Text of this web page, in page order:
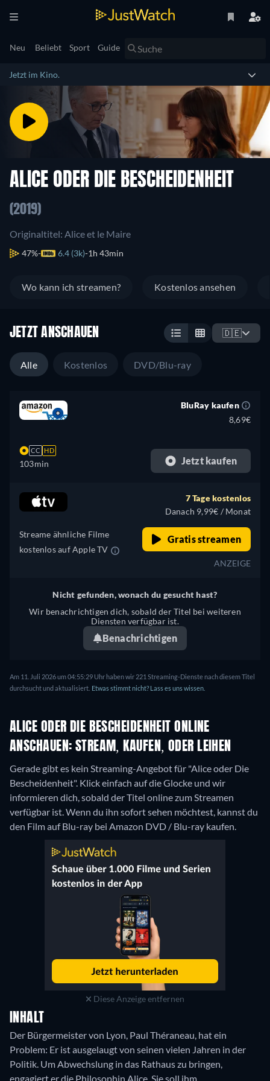
Neu Beliebt Sport Guide
Jetzt im Kino.
ALICE ODER DIE BESCHEIDENHEIT
(2019)
Originaltitel: Alice et le Maire
47% 6.4 (3k) 1h 43min
Wo kann ich streamen? Kostenlos ansehen
JETZT ANSCHAUEN 🇩🇪
Alle Kostenlos DVD/Blu-ray
CC HD
103min
BluRay kaufen
8,69€
Jetzt kaufen
Streame ähnliche Filme
kostenlos auf Apple TV
7 Tage kostenlos
Danach 9,99€ / Monat
Gratis streamen
ANZEIGE
Nicht gefunden, wonach du gesucht hast?
Wir benachrichtigen dich, sobald der Titel bei weiteren
Diensten verfügbar ist.
Benachrichtigen
Am 11. Juli 2026 um 04:55:29 Uhr haben wir 221 Streaming-Dienste nach diesem Titel
durchsucht und aktualisiert. Etwas stimmt nicht? Lass es uns wissen.
ALICE ODER DIE BESCHEIDENHEIT ONLINE
ANSCHAUEN: STREAM, KAUFEN, ODER LEIHEN
Gerade gibt es kein Streaming-Angebot für "Alice oder Die
Bescheidenheit". Klick einfach auf die Glocke und wir
informieren dich, sobald der Titel online zum Streamen
verfügbar ist. Wenn du ihn sofort sehen möchtest, kannst du
den Film auf Blu-ray bei Amazon DVD / Blu-ray kaufen.
Diese Anzeige entfernen
INHALT
Der Bürgermeister von Lyon, Paul Théraneau, hat ein
Problem: Er ist ausgelaugt von seinen vielen Jahren in der
Politik. Um Abwechslung in das Rathaus zu bringen,
engagiert er die Philosophin Alice. Sie soll ihm